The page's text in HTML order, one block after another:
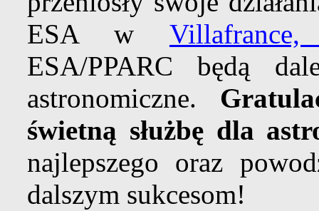
ESA w
ESA/PPARC będą
astronomiczne.
świetną służbę dla
najlepszego oraz
dalszym sukcesom!